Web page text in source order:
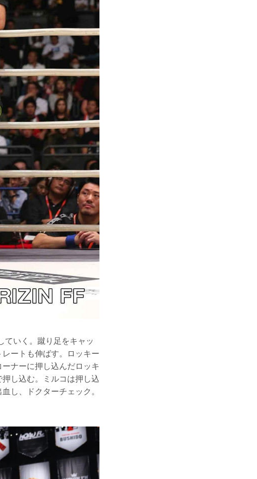
ていく。蹴り足をキャッ
ートも伸ばす。ロッキー
ナーに押し込んだロッキ
し込む。ミルコは押し込
し、ドクターチェック。